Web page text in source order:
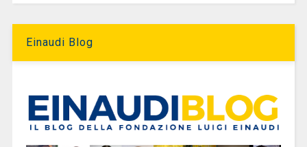
Einaudi Blog